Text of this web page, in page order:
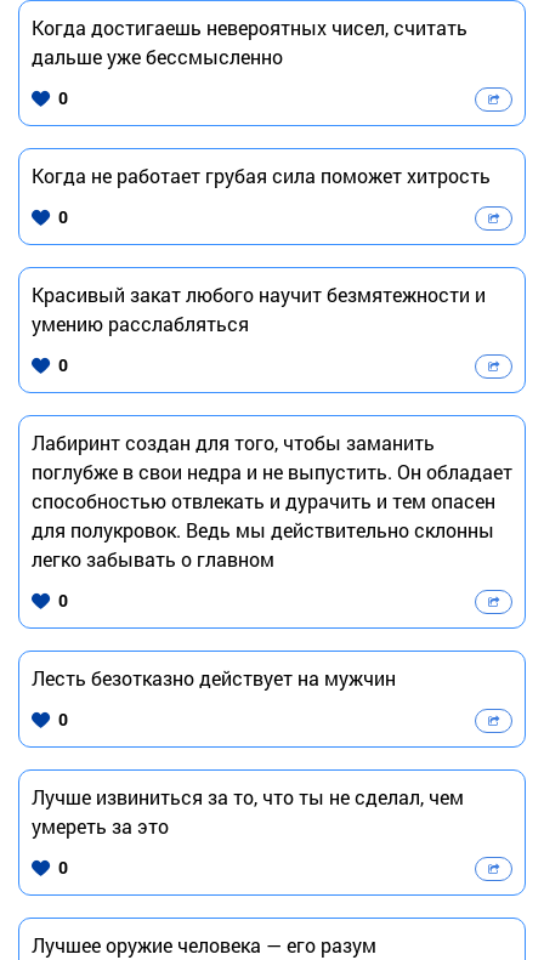
Когда достигаешь невероятных чисел, считать
дальше уже бессмысленно
0
Когда не работает грубая сила поможет хитрость
0
Красивый закат любого научит безмятежности и
умению расслабляться
0
Лабиринт создан для того, чтобы заманить
поглубже в свои недра и не выпустить. Он обладает
способностью отвлекать и дурачить и тем опасен
для полукровок. Ведь мы действительно склонны
легко забывать о главном
0
Лесть безотказно действует на мужчин
0
Лучше извиниться за то, что ты не сделал, чем
умереть за это
0
Лучшее оружие человека — его разум